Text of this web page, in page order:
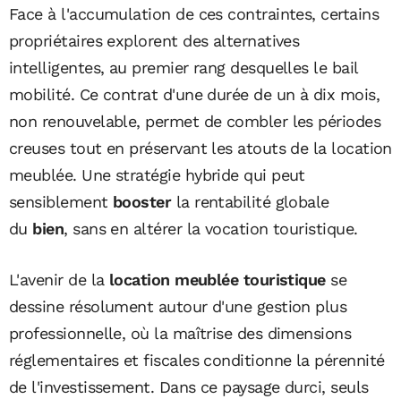
Face à l'accumulation de ces contraintes, certains
propriétaires explorent des alternatives
intelligentes, au premier rang desquelles le bail
mobilité. Ce contrat d'une durée de un à dix mois,
non renouvelable, permet de combler les périodes
creuses tout en préservant les atouts de la location
meublée. Une stratégie hybride qui peut
sensiblement boosterla rentabilité globale
du bien, sans en altérer la vocation touristique.
L'avenir de la location meublée touristiquese
dessine résolument autour d'une gestion plus
professionnelle, où la maîtrise des dimensions
réglementaires et fiscales conditionne la pérennité
de l'investissement. Dans ce paysage durci, seuls